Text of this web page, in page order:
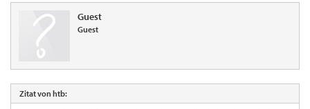
Guest
Guest
Zitat von htb: